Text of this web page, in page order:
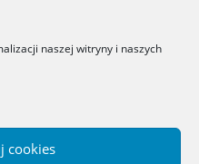
naszej witryny i naszych
cookies